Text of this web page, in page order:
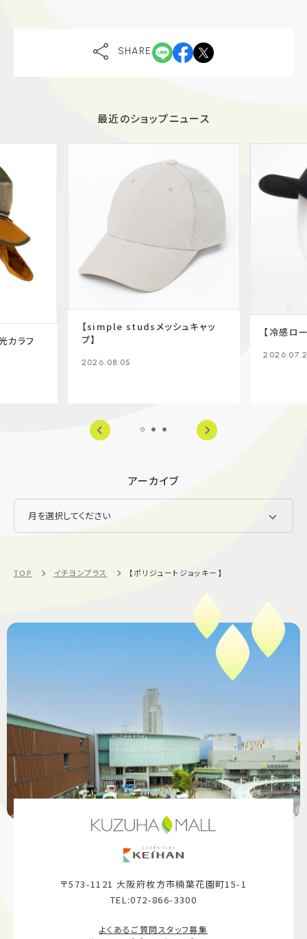
SHARE
最近のショップニュース
カラフ
【simple studsメッシュキャッ
プ】
2026.08.05
【冷感ロ
アーカイブ
TOP イチヨンプラス 【ポリジュートジョッキー】
〒573-1121 大阪府枚方市楠葉花園町15-1
TEL:072-866-3300
よくあるご質問スタッフ募集